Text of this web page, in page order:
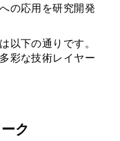
の応用を研究開発
以下の通りです。
彩な技術レイヤー
ク